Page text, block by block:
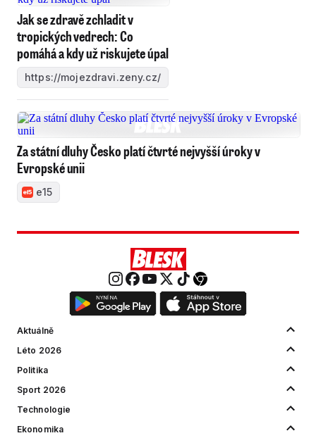
Jak se zdravě zchladit v
tropických vedrech: Co
pomáhá a kdy už riskujete úpal
https://mojezdravi.zeny.cz/
Za státní dluhy Česko platí čtvrté nejvyšší úroky v
Evropské unii
e15
Aktuálně
Léto 2026
Politika
Sport 2026
Technologie
Ekonomika